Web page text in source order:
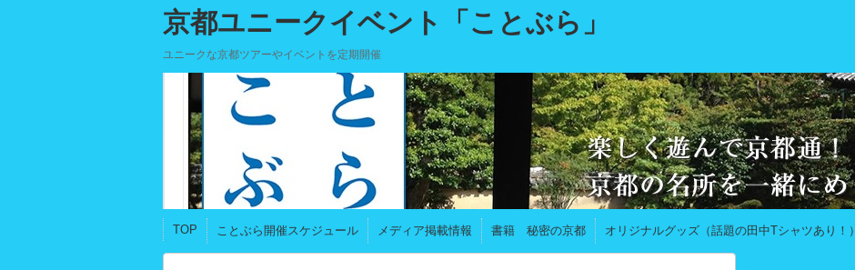
京都ユニークイベント「ことぶら」
ユニークな京都ツアーやイベントを定期開催
TOP ことぶら開催スケジュール メディア掲載情報 書籍 秘密の京都 オリジナルグッズ（話題の田中Tシャツあり！）